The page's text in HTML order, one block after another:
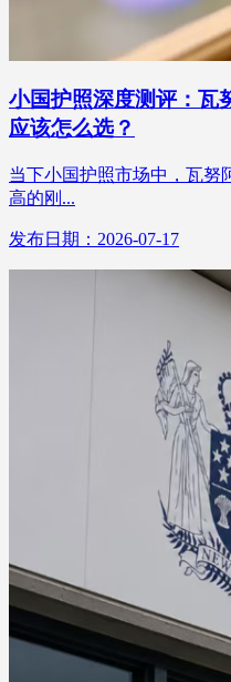
小国护照深度测评：瓦
应该怎么选？
当下小国护照市场中，瓦努
高的刚...
发布日期：2026-07-17